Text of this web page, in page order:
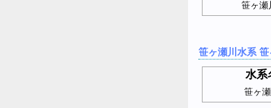
笹ヶ瀬
笹ヶ瀬川水系
水系
笹ヶ瀬